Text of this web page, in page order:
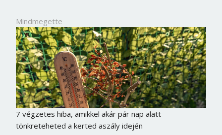
Mindmegette
7 végzetes hiba, amikkel akár pár nap alatt
tönkreteheted a kerted aszály idején